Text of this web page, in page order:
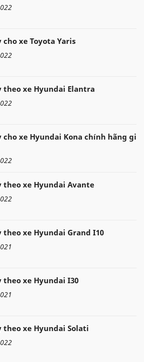
cho xe Toyota Yaris
theo xe Hyundai Elantra
cho xe Hyundai Kona chính hãng giá
theo xe Hyundai Avante
theo xe Hyundai Grand I10
theo xe Hyundai I30
theo xe Hyundai Solati